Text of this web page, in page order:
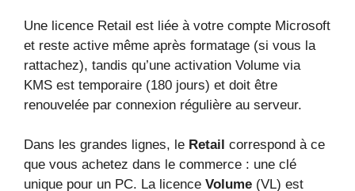
Une licence Retail est liée à votre compte Microsoft
et reste active même après formatage (si vous la
rattachez), tandis qu’une activation Volume via
KMS est temporaire (180 jours) et doit être
renouvelée par connexion régulière au serveur.
Dans les grandes lignes, le Retail correspond à ce
que vous achetez dans le commerce : une clé
unique pour un PC. La licence Volume (VL) est